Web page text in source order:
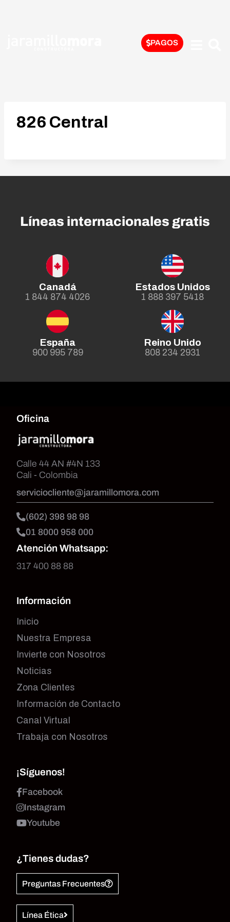
PAGOS
826 Central
Líneas internacionales gratis
Canadá
1 844 874 4026
Estados Unidos
1 888 397 5418
España
900 995 789
Reino Unido
808 234 2931
Oficina
Calle 44 AN #4N 133
Cali - Colombia
serviciocliente@jaramillomora.com
(602) 398 98 98
01 8000 958 000
Atención Whatsapp:
317 400 88 88
Información
Inicio
Nuestra Empresa
Invierte con Nosotros
Noticias
Zona Clientes
Información de Contacto
Canal Virtual
Trabaja con Nosotros
¡Síguenos!
Facebook
Instagram
Youtube
¿Tienes dudas?
Preguntas Frecuentes
Línea Ética